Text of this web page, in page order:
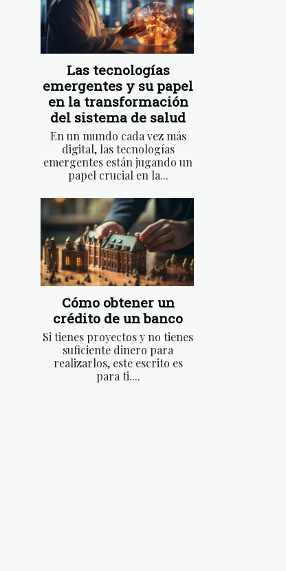
Las tecnologías
emergentes y su papel
en la transformación
del sistema de salud
En un mundo cada vez más
digital, las tecnologías
emergentes están jugando un
papel crucial en la...
Cómo obtener un
crédito de un banco
Si tienes proyectos y no tienes
suficiente dinero para
realizarlos, este escrito es
para ti....